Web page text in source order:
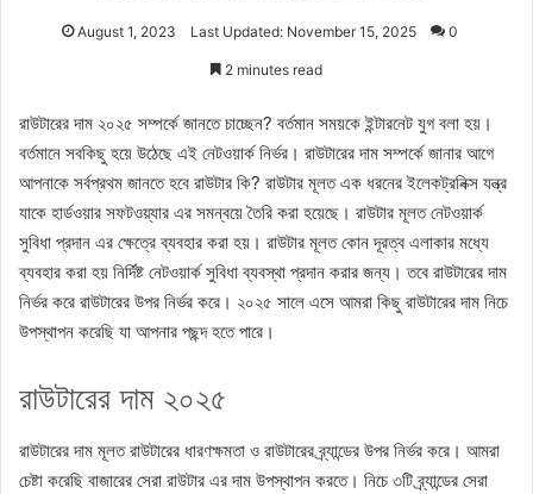
August 1, 2023 Last Updated: November 15, 2025 0
2 minutes read
রাউটারের দাম ২০২৫ সম্পর্কে জানতে চাচ্ছেন? বর্তমান সময়কে ইন্টারনেট যুগ বলা হয়।
বর্তমানে সবকিছু হয়ে উঠেছে এই নেটওয়ার্ক নির্ভর। রাউটারের দাম সম্পর্কে জানার আগে
আপনাকে সর্বপ্রথম জানতে হবে রাউটার কি? রাউটার মূলত এক ধরনের ইলেকট্রনিক্স যন্ত্র
যাকে হার্ডওয়ার সফটওয়্যার এর সমন্বয়ে তৈরি করা হয়েছে। রাউটার মূলত নেটওয়ার্ক
সুবিধা প্রদান এর ক্ষেত্রে ব্যবহার করা হয়। রাউটার মূলত কোন দূরত্ব এলাকার মধ্যে
ব্যবহার করা হয় নির্দিষ্ট নেটওয়ার্ক সুবিধা ব্যবস্থা প্রদান করার জন্য। তবে রাউটারের দাম
নির্ভর করে রাউটারের উপর নির্ভর করে। ২০২৫ সালে এসে আমরা কিছু রাউটারের দাম নিচে
উপস্থাপন করেছি যা আপনার পছন্দ হতে পারে।
রাউটারের দাম ২০২৫
রাউটারের দাম মূলত রাউটারের ধারণক্ষমতা ও রাউটারের ব্র্যান্ডের উপর নির্ভর করে। আমরা
চেষ্টা করেছি বাজারের সেরা রাউটার এর দাম উপস্থাপন করতে। নিচে ৩টি ব্র্যান্ডের সেরা